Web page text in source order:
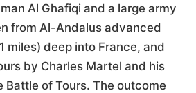
Al Ghafiqi and a large army
from Al-Andalus advanced
miles) deep into France, and
by Charles Martel and his
Battle of Tours. The outcome